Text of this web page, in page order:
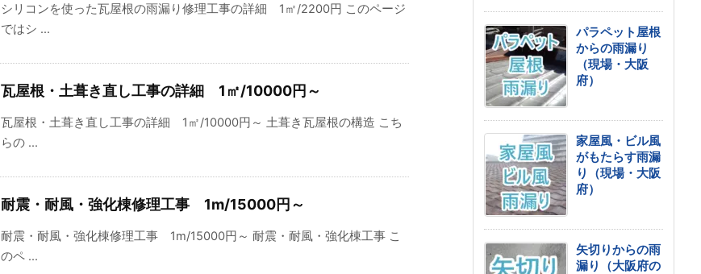
シリコンを使った瓦屋根の雨漏り修理工事の詳細 1㎡/2200円 このページ
ではシ ...
瓦屋根・土葺き直し工事の詳細 1㎡/10000円～
瓦屋根・土葺き直し工事の詳細 1㎡/10000円～ 土葺き瓦屋根の構造 こち
らの ...
耐震・耐風・強化棟修理工事 1m/15000円～
耐震・耐風・強化棟修理工事 1m/15000円～ 耐震・耐風・強化棟工事 こ
のペ ...
パラペット屋根
からの雨漏り
（現場・大阪
府）
家屋風・ビル風
がもたらす雨漏
り（現場・大阪
府）
矢切りからの雨
漏り（大阪府の